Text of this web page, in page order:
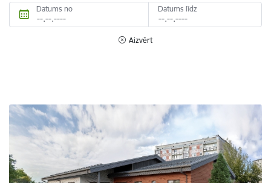
Datums no Datums līdz
Aizvērt